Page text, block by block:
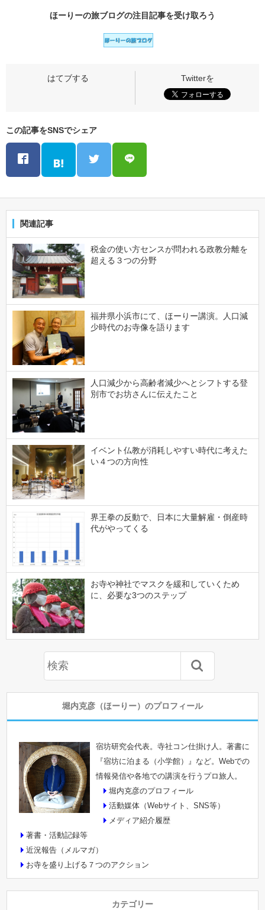
ほーりーの旅ブログの注目記事を受け取ろう
この記事をSNSでシェア
関連記事
税金の使い方センスが問われる政教分離を
超える３つの分野
福井県小浜市にて、ほーりー講演。人口減
少時代のお寺像を語ります
人口減少から高齢者減少へとシフトする登
別市でお坊さんに伝えたこと
イベント仏教が消耗しやすい時代に考えた
い４つの方向性
界王拳の反動で、日本に大量解雇・倒産時
代がやってくる
お寺や神社でマスクを緩和していくため
に、必要な3つのステップ
堀内克彦（ほーりー）のプロフィール
宿坊研究会代表。寺社コン仕掛け人。著書に
『宿坊に泊まる（小学館）』など。Webでの
情報発信や各地での講演を行うプロ旅人。
堀内克彦のプロフィール
活動媒体（Webサイト、SNS等）
メディア紹介履歴
著書・活動記録等
近況報告（メルマガ）
お寺を盛り上げる７つのアクション
カテゴリー